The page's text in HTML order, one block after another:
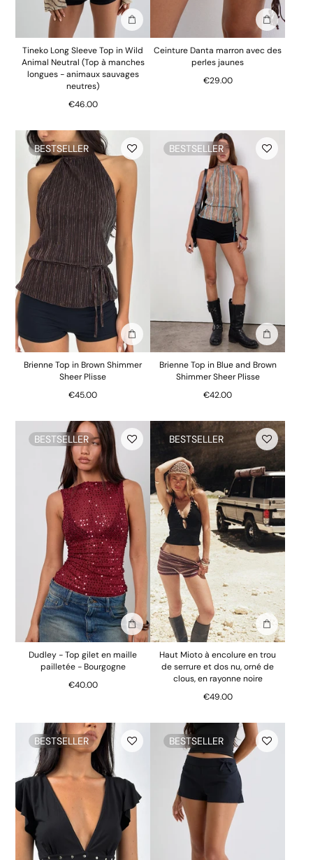
Ajouter au sac
Tineko Long Sleeve Top in Wild
Animal Neutral (Top à manches
longues - animaux sauvages
neutres)
€46.00
Ajouter au
Ceinture Danta marron avec des
perles jaunes
€29.00
BESTSELLER
Ajouter au sac
Brienne Top in Brown Shimmer
Sheer Plisse
€45.00
BESTSELLER
Ajouter au
Brienne Top in Blue and Brown
Shimmer Sheer Plisse
€42.00
BESTSELLER
Ajouter au sac
Dudley - Top gilet en maille
pailletée - Bourgogne
€40.00
BESTSELLER
Ajouter au
Haut Mioto à encolure en trou
de serrure et dos nu, orné de
clous, en rayonne noire
€49.00
BESTSELLER BESTSELLER